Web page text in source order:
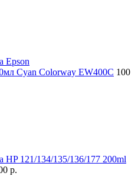
Epson
Cyan Colorway EW400C 100
HP 121/134/135/136/177 200ml
р.